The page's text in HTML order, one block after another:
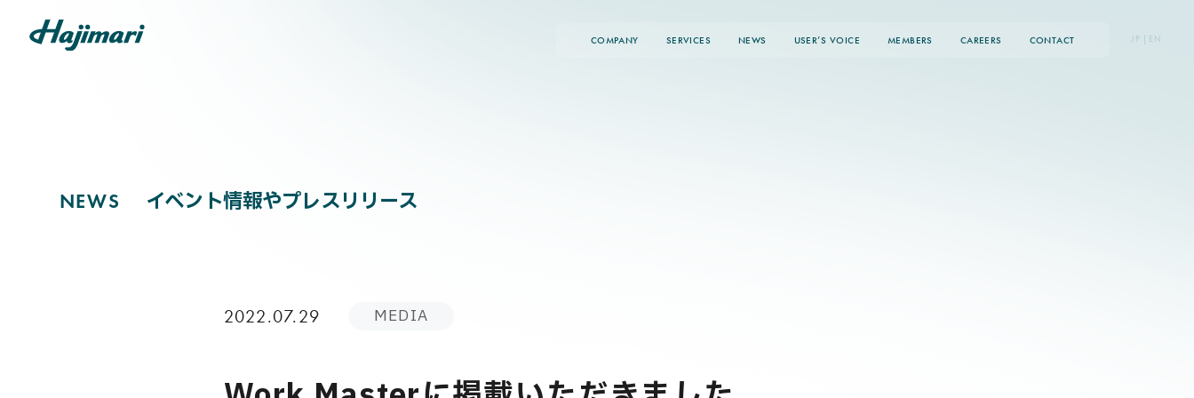
COMPANY SERVICES NEWS USER’S VOICE MEMBERS CAREERS CONTACT JP EN
COMPANY
SERVICES
NEWS
NEWS イベント情報やプレスリリース
2022.07.29 MEDIA